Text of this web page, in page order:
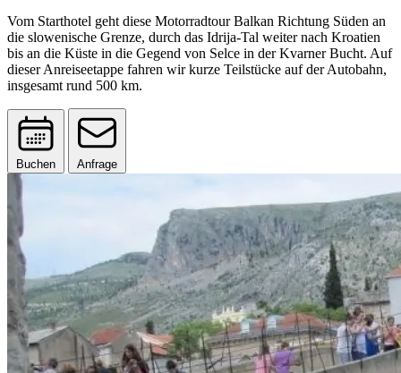
Vom Starthotel geht diese Motorradtour Balkan Richtung Süden an
die slowenische Grenze, durch das Idrija-Tal weiter nach Kroatien
bis an die Küste in die Gegend von Selce in der Kvarner Bucht. Auf
dieser Anreiseetappe fahren wir kurze Teilstücke auf der Autobahn,
insgesamt rund 500 km.
Buchen Anfrage